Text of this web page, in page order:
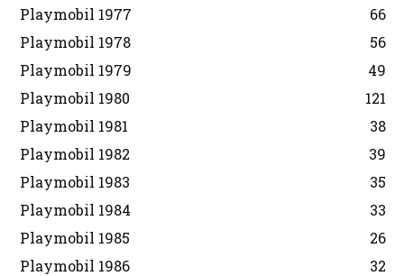
Playmobil 1977
66
Playmobil 1978
56
Playmobil 1979
49
Playmobil 1980
121
Playmobil 1981
38
Playmobil 1982
39
Playmobil 1983
35
Playmobil 1984
33
Playmobil 1985
26
Playmobil 1986
32